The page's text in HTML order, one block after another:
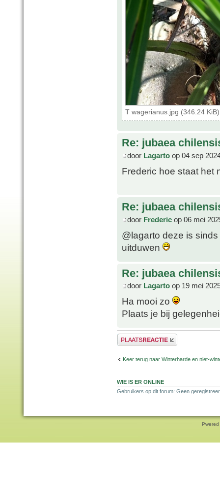
T wagerianus.jpg (346.24
Re: jubaea
door Lagarto op 04 sep
Frederic hoe staat het
Re: jubaea
door Frederic op 06 mei
@lagarto deze is
uitduwen
Re: jubaea
door Lagarto op 19 mei
Ha mooi zo
Plaats je bij
Plaats een reactie
Keer terug naar Winterharde en niet-
WIE IS ER ONLINE
Gebruikers op dit forum: Geen